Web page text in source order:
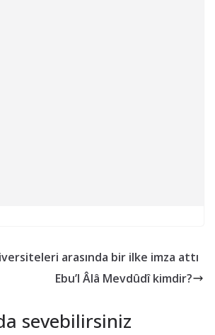
arasında bir ilke imza attı
Ebu’l Âlâ Mevdûdî kimdir?
sevebilirsiniz